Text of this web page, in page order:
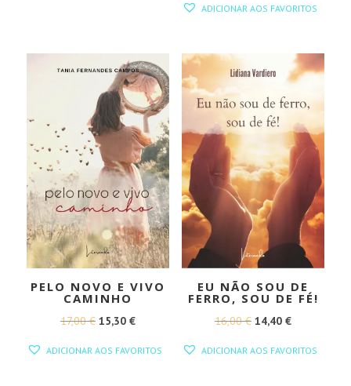
13,50 €.
ADICIONAR AOS FAVORITOS
PELO NOVO E VIVO
CAMINHO
17,00€ O
15,30 €O
ADICIONAR AOS FAVORITOS
EU NÃO SOU DE
FERRO, SOU DE FÉ!
16,00€ O
14,40 €O
ADICIONAR AOS FAVORITOS